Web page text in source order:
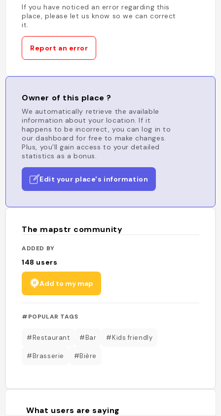
If you have noticed an error regarding this
place, please let us know so we can correct
it.
Report an error
Owner of this place ?
We automatically retrieve the available
information about your location. If it
happens to be incorrect, you can log in to
our dashboard for free to make changes.
Plus, you'll gain access to your detailed
statistics as a bonus.
Edit your place's information
The mapstr community
ADDED BY
148 users
Add to my map
#POPULAR TAGS
#Restaurant #Bar #Kids friendly
#Brasserie #Bière
What users are saying